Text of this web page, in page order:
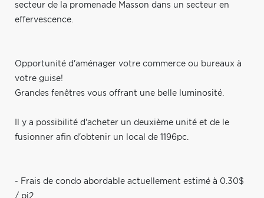
secteur de la promenade Masson dans un secteur en
effervescence.
Opportunité d'aménager votre commerce ou bureaux à
votre guise!
Grandes fenêtres vous offrant une belle luminosité.
Il y a possibilité d'acheter un deuxième unité et de le
fusionner afin d'obtenir un local de 1196pc.
- Frais de condo abordable actuellement estimé à 0.30$
/ pi2